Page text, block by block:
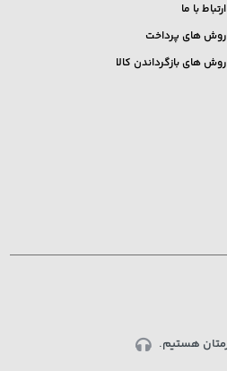
ارتباط با ما
روش های پرداخت
روش های بازگرداندن کالا